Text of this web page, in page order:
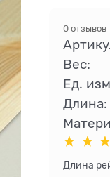
0 отзывов
Вес:
Ед.
Длина:
Длина